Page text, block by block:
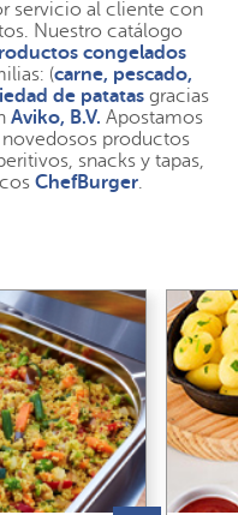
servicio al cliente con
Nuestro catálogo
congelados
(carne, pescado,
de patatas gracias
Aviko, B.V. Apostamos
productos
snacks y tapas,
ChefBurger.